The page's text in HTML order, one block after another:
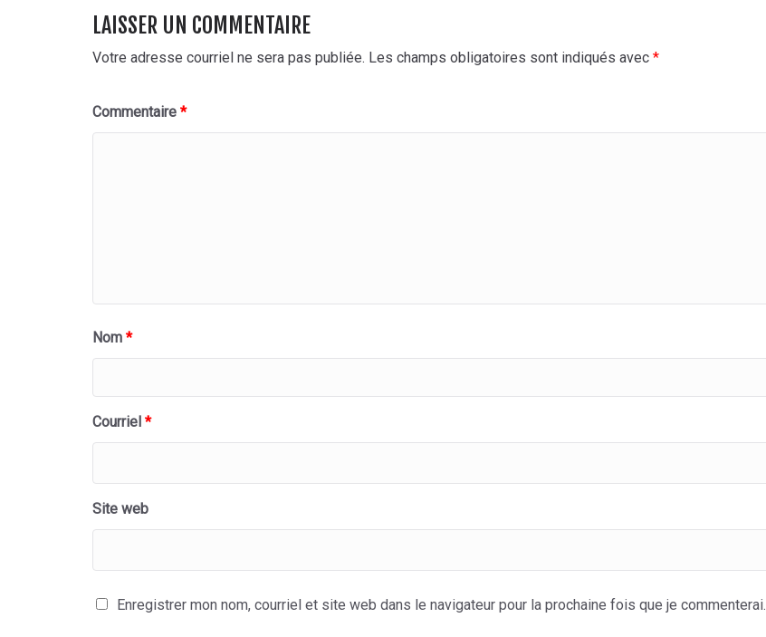
LAISSER UN COMMENTAIRE
Votre adresse courriel ne sera pas publiée. Les champs obligatoires sont indiqués avec *
Commentaire *
Nom *
Courriel *
Site web
Enregistrer mon nom, courriel et site web dans le navigateur pour la prochaine fois que je commenterai.